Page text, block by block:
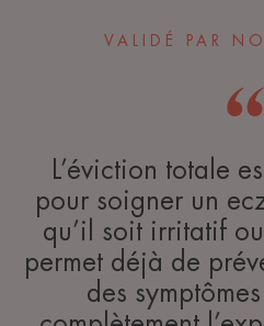
VALIDÉ PAR
L’éviction totale
pour soigner un
qu’il soit irritatif
permet déjà de
des